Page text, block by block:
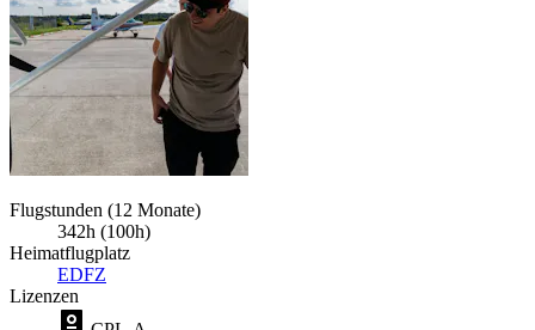
Flugstunden (12 Monate)
342h (100h)
Heimatflugplatz
EDFZ
Lizenzen